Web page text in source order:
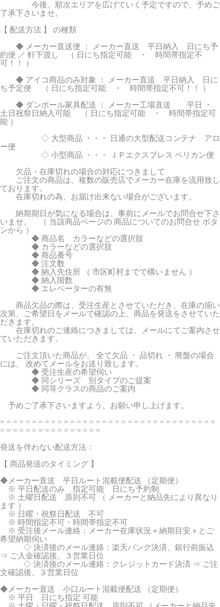
今後、順次エリアを広げていく予定ですので、予めご
了承下さいませ。
【 配送方法 】 の種類
◆ メーカー直送便 ： メーカー直送 平日納入 日にち予
約便 ／ 軒下渡し （ 日にち指定可能 ・ 時間帯指定不
可！！ ）
◆ アイコ商品のみ対象 ： メーカー直送 平日納入 日に
ち予定便 （ 日にち指定可能 ・ 時間帯指定不可！！ ）
◆ ダンボール家具配送 ： メーカー工場直送 平日 ・
土日祝祭日納入可能 （ 日にち指定可能 ・ 時間帯指定可
能 ）
◇ 大型商品 ・・・ 日通の大型配送コンテナ アロ
ー便
◇ 小型商品 ・・・ ＪＰエクスプレス ペリカン便
欠品・在庫切れの場合の対応につきまして
ご注文の商品は、複数の販売店でメーカー在庫を流用致し
ております。
在庫切れの為、お届け出来ない場合がございます。
納期期日が気になる場合は、事前にメールでお問合せ下さ
いませ。 （ 当該商品ページの 商品についてのお問合せ ボタ
ンから ）
◆ 商品名 カラーなどの選択肢
◆ カラーなどの選択肢
◆ 商品番号
◆ 注文数
◆ 納入先住所 （ 市区町村までで構いません ）
◆ 納入階数
◆ エレベーターの有無
商品欠品の際は、受注生産とさせていただき、在庫の揃い
次第、ご希望日をメールで確認の上、商品を発送をさせていた
だきます。
在庫切れのご連絡につきましては、メールにてご案内させ
ていただきます。
ご注文頂いた商品が、 全て欠品 ・ 品切れ ・ 廃盤の場合
には、 改めてメールをお送り致します。
◆ 受注生産の希望伺い
◆ 同シリーズ 別タイプのご提案
◆ 同等クラスの商品のご案内
予めご了承下さいますよう、お願い申し上げます。
= = = = = = = = = = = = = = = = = = = = = = = = = = = = = = = = = =
= = = = = = = = = = = = = = = =
発送を伴わない配送方法：
【 商品発送のタイミング 】
◆メーカー直送 平日ルート混載便配送 （定期便）
※ 平日配送のみ 指定可能 日にち予約制
※ 土曜日配送 原則不可 （ メーカーと納品先により異なり
ます ）
※ 日曜・祝祭日配送 不可
※ 時間指定不可・時間帯指定不可
※ 受注後メール連絡：メーカー在庫状況＋納期目安＋とご
希望納期伺い
◇ 決済後のメール連絡：楽天バンク決済、銀行前振込
⇒ ご入金確認後、３営業日位
◇ 決済後のメール連絡：クレジットカード決済 ⇒ ご注
文確認後、３営業日位
◆メーカー直送 小口ルート混載便配送 （定期便）
※ 平日 日にち指定 可能